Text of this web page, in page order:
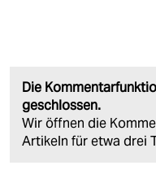
Die
geschlossen.
Wir öffnen die
Artikeln für etwa drei